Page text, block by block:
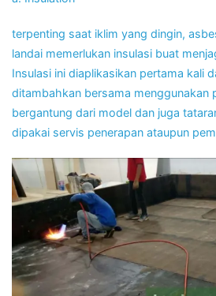
terpenting saat iklim yang dingin,
landai memerlukan insulasi buat
Insulasi ini diaplikasikan pertama kali
ditambahkan bersama menggunakan
bergantung dari model dan juga
dipakai servis penerapan ataupun